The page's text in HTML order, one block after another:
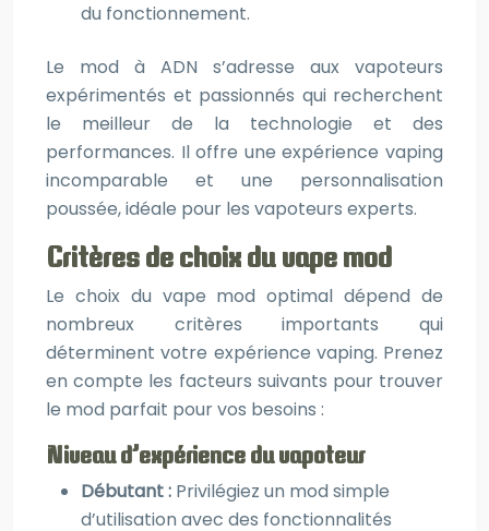
du fonctionnement.
Le mod à ADN s’adresse aux vapoteurs
expérimentés et passionnés qui recherchent
le meilleur de la technologie et des
performances. Il offre une expérience vaping
incomparable et une personnalisation
poussée, idéale pour les vapoteurs experts.
Critères de choix du vape mod
Le choix du vape mod optimal dépend de
nombreux critères importants qui
déterminent votre expérience vaping. Prenez
en compte les facteurs suivants pour trouver
le mod parfait pour vos besoins :
Niveau d’expérience du vapoteur
Débutant : Privilégiez un mod simple
d’utilisation avec des fonctionnalités